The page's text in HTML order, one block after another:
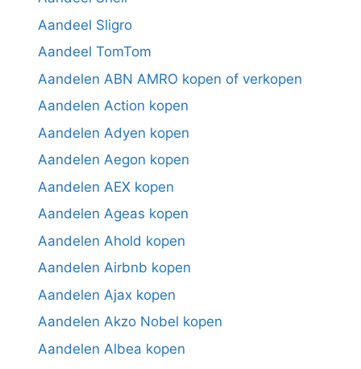
Aandeel Sligro
Aandeel TomTom
Aandelen ABN AMRO kopen of verkopen
Aandelen Action kopen
Aandelen Adyen kopen
Aandelen Aegon kopen
Aandelen AEX kopen
Aandelen Ageas kopen
Aandelen Ahold kopen
Aandelen Airbnb kopen
Aandelen Ajax kopen
Aandelen Akzo Nobel kopen
Aandelen Albea kopen